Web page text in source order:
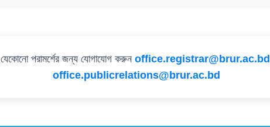
যেকোনো পরামর্শের জন্য যোগাযোগ করুন office.registrar@brur.ac.bd
office.publicrelations@brur.ac.bd